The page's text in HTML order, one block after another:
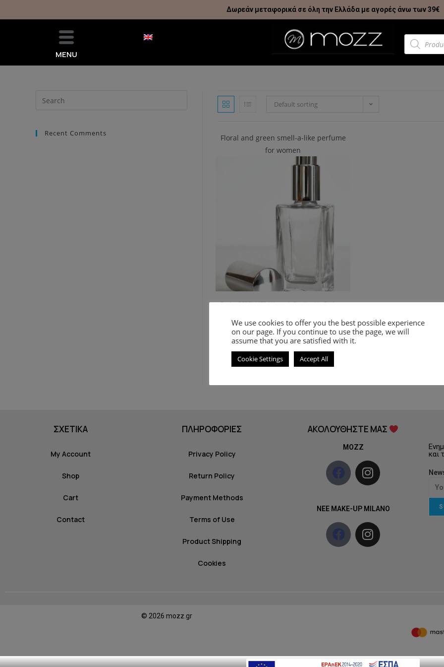
Δωρεάν μεταφορικά σε όλη την Ελλάδα με αγορές άνω των 39€
MENU
Default sorting
Floral and green smell-a-like perfume
for women
Burby,PERFUMES,Women's Smell-a-like Perfumes
8.00€ – 18.00€
Select options
Recent Comments
ΣΧΕΤΙΚΑ
My Account
Shop
Cart
Contact
ΠΛΗΡΟΦΟΡΙΕΣ
Privacy Policy
Return Policy
Payment Methods
Terms of Use
Product Shipping
Cookies
ΑΚΟΛΟΥΘΗΣΤΕ ΜΑΣ
MOZZ
NEE MAKE-UP MILANO
και
© 2026 mozz.gr
We use cookies to offer you the best possible experience
on our page. If you continue to use the page, we will
assume that you are satisfied with it.
Cookie Settings Accept All